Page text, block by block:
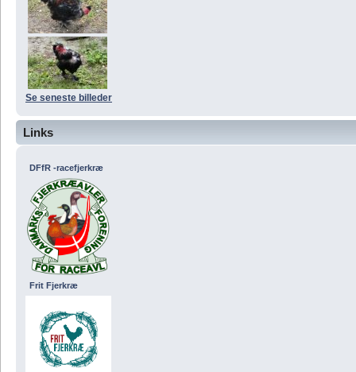
Se seneste billeder
Links
DFfR -racefjerkræ
Frit Fjerkræ